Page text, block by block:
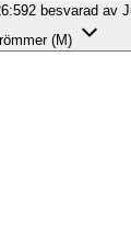
besvarad av
(M)